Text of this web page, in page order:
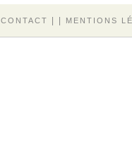
CONTACT | | MENTIONS